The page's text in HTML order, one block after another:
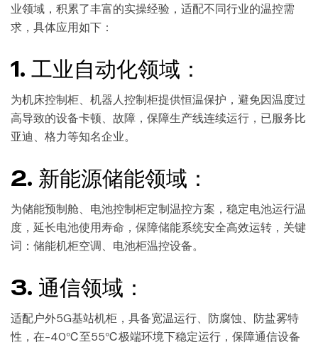
业领域，积累了丰富的实操经验，适配不同行业的温控需
求，具体应用如下：
1. 工业自动化领域：
为机床控制柜、机器人控制柜提供恒温保护，避免因温度过
高导致的设备卡顿、故障，保障生产线连续运行，已服务比
亚迪、格力等知名企业。
2. 新能源储能领域：
为储能预制舱、电池控制柜定制温控方案，稳定电池运行温
度，延长电池使用寿命，保障储能系统安全高效运转，关键
词：储能机柜空调、电池柜温控设备。
3. 通信领域：
适配户外5G基站机柜，具备宽温运行、防腐蚀、防盐雾特
性，在-40℃至55℃极端环境下稳定运行，保障通信设备